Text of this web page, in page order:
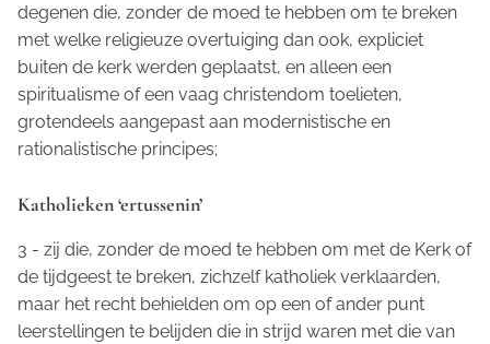
degenen die, zonder de moed te hebben om te breken
met welke religieuze overtuiging dan ook, expliciet
buiten de kerk werden geplaatst, en alleen een
spiritualisme of een vaag christendom toelieten,
grotendeels aangepast aan modernistische en
rationalistische principes;
Katholieken ‘ertussenin’
3 - zij die, zonder de moed te hebben om met de Kerk of
de tijdgeest te breken, zichzelf katholiek verklaarden,
maar het recht behielden om op een of ander punt
leerstellingen te belijden die in strijd waren met die van